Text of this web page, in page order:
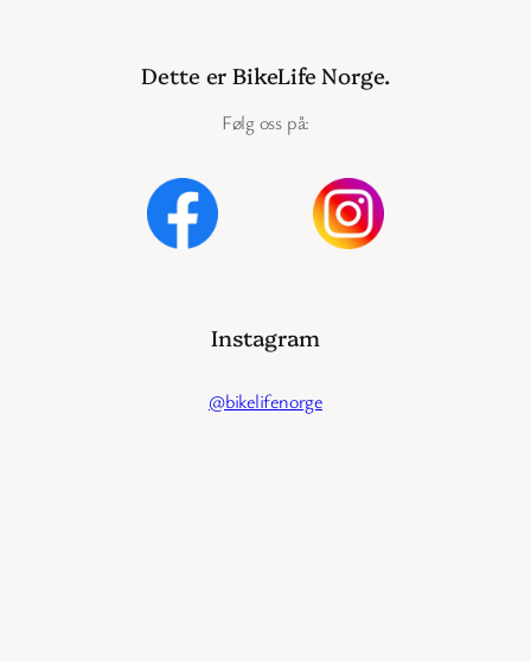
Dette er BikeLife Norge.
Følg oss på:
Instagram
@bikelifenorge